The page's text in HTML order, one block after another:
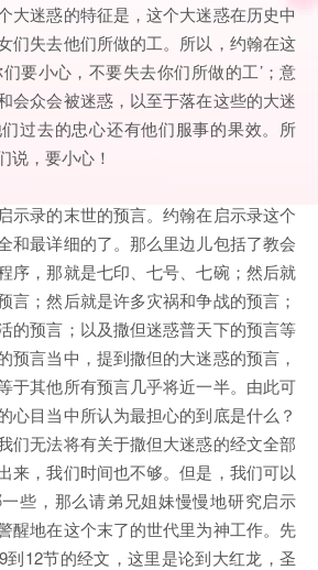
大迷惑的特征是，这个大迷惑在历史中
们失去他们所做的工。所以，约翰在这
要小心，不要失去你们所做的工’；意
会众会被迷惑，以至于落在这些的大迷
过去的忠心还有他们服事的果效。所
说，要小心！
示录的末世的预言。约翰在启示录这个
和最详细的了。那么里边儿包括了教会
序，那就是七印、七号、七碗；然后就
言；然后就是许多灾祸和争战的预言；
的预言；以及撒但迷惑普天下的预言等
预言当中，提到撒但的大迷惑的预言，
于其他所有预言几乎将近一半。由此可
心目当中所认为最担心的到底是什么？
们无法将有关于撒但大迷惑的经文全部
来，我们时间也不够。但是，我们可以
些，那么请弟兄姐妹慢慢地研究启示
醒地在这个末了的世代里为神工作。先
到12节的经文，这里是论到大红龙，圣